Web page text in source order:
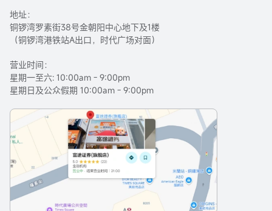
地址：
铜锣湾罗素街38号金朝阳中心地下及1楼
（铜锣湾港铁站A出口，时代广场对面）
营业时间：
星期一至六: 10:00am - 9:00pm
星期日及公众假期 10:00am - 9:00pm